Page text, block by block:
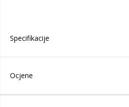
Specifikacije
Ocjene